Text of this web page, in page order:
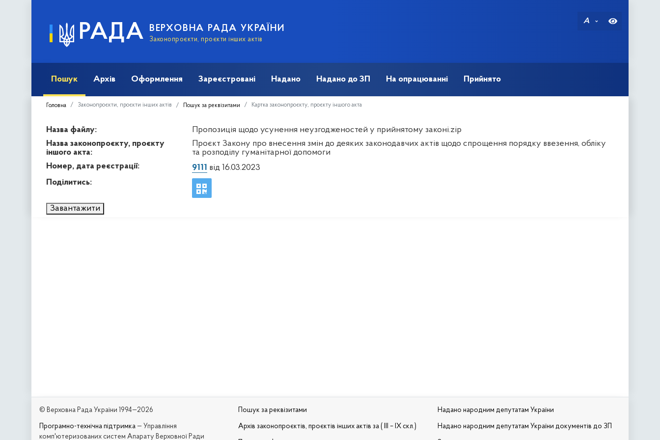
РАДА ВЕРХОВНА РАДА УКРАЇНИ
Законопроєкти, проєкти інших актів
A
Пошук Архів Оформлення Зареєстровані Надано Надано до ЗП На опрацюванні Прийнято
Головна Законопроєкти, проєкти інших актів Пошук за реквізитами Картка законопроєкту, проєкту іншого акта
Назва файлу:
Пропозиція щодо усунення неузгодженостей у прийнятому законі.zip
Назва законопроєкту, проєкту
іншого акта:
Проєкт Закону про внесення змін до деяких законодавчих актів щодо спрощення порядку ввезення, обліку
та розподілу гуманітарної допомоги
Номер, дата реєстрації:
9111 від 16.03.2023
Поділитись:
Завантажити
© Верховна Рада України 1994—2026
Програмно-технічна підтримка — Управління
комп'ютеризованих систем Апарату Верховної Ради
Пошук за реквізитами
Архів законопроєктів, проєктів інших актів за ( III – IX скл.)
Надано народним депутатам України
Надано народним депутатам України документів до ЗП